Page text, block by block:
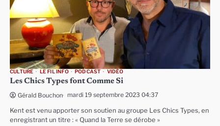
CULTURE LE FIL INFO PODCAST VIDÉO
Les Chics Types font Comme Si
Gérald Bouchon mardi 19 septembre 2023 04:37
Kent est venu apporter son soutien au groupe Les Chics Types, en
enregistrant un titre : « Quand la Terre se dérobe »